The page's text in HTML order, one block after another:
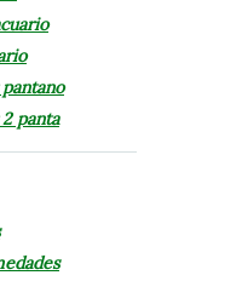
panta